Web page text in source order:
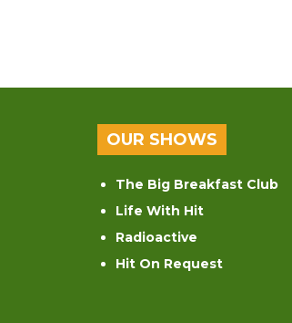
OUR SHOWS
The Big Breakfast Club
Life With Hit
Radioactive
Hit On Request